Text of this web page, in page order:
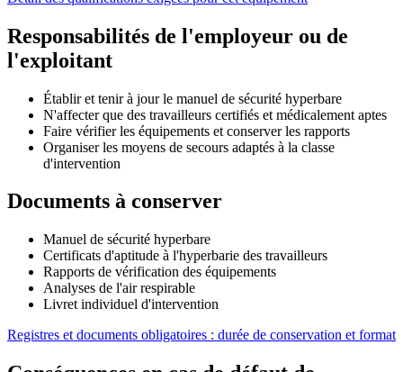
Responsabilités de l'employeur ou de
l'exploitant
Établir et tenir à jour le manuel de sécurité hyperbare
N'affecter que des travailleurs certifiés et médicalement aptes
Faire vérifier les équipements et conserver les rapports
Organiser les moyens de secours adaptés à la classe
d'intervention
Documents à conserver
Manuel de sécurité hyperbare
Certificats d'aptitude à l'hyperbarie des travailleurs
Rapports de vérification des équipements
Analyses de l'air respirable
Livret individuel d'intervention
Registres et documents obligatoires : durée de conservation et format